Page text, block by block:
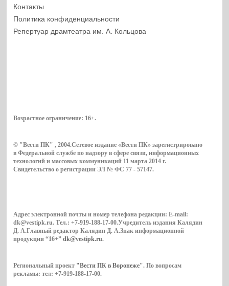
Контакты
Политика конфиденциальности
Репертуар драмтеатра им. А. Кольцова
Возрастное ограничение: 16+.
© "Вести ПК" , 2004.Сетевое издание «Вести ПК» зарегистрировано
в Федеральной службе по надзору в сфере связи, информационных
технологий и массовых коммуникаций 11 марта 2014 г.
Свидетельство о регистрации ЭЛ № ФС 77 - 57147.
Адрес электронной почты и номер телефона редакции: E-mail:
dk@vestipk.ru. Тел.: +7-919-188-17-00.Учредитель издания Калядин
Д. А.Главный редактор Калядин Д. А.Знак информационной
продукции “16+”dk@vestipk.ru.
Региональный проект "Вести ПК в Воронеже". По вопросам
рекламы: тел: +7-919-188-17-00.